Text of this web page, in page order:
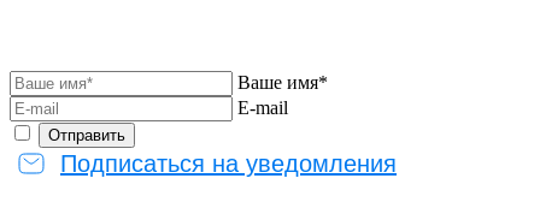
Ваше имя*
E-mail
Подписаться на уведомления